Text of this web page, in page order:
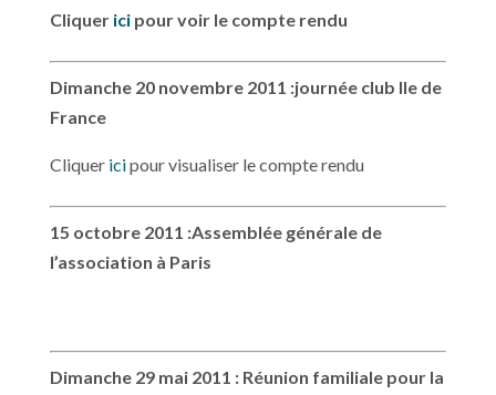
Cliquer icipour voir le compte rendu
Dimanche 20 novembre 2011 :journée club Ile de
France
Cliquer icipour visualiser le compte rendu
15 octobre 2011 :Assemblée générale de
l’association à Paris
Dimanche 29 mai 2011 : Réunion familiale pour la